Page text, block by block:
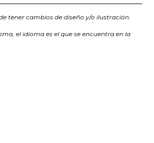
tener cambios de diseño y/o ilustración.
el idioma es el que se encuentra en la